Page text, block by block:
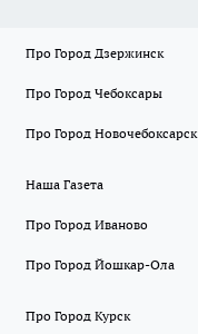
Про Город Дзержинск
Про Город Чебоксары
Про Город Новочебоксарск
Наша Газета
Про Город Иваново
Про Город Йошкар-Ола
Про Город Курск